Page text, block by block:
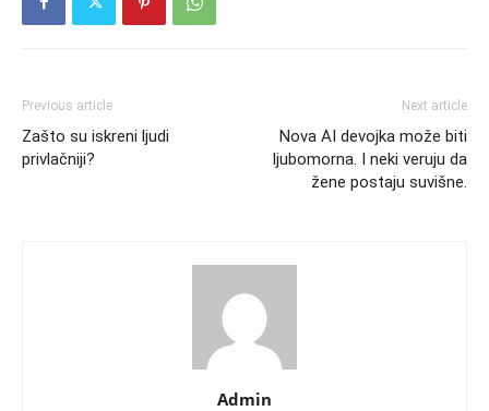
Previous article
Zašto su iskreni ljudi
privlačniji?
Next article
Nova AI devojka može biti
ljubomorna. I neki veruju da
žene postaju suvišne.
Admin